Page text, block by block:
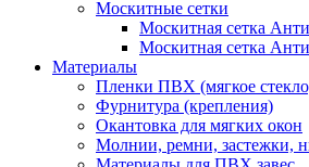
Москитные сетки
Москитная сетка
Москитная сетка
Материалы
Пленки ПВХ (мягкое
Фурнитура (крепления)
Окантовка для мягких окон
Молнии, ремни, застежки,